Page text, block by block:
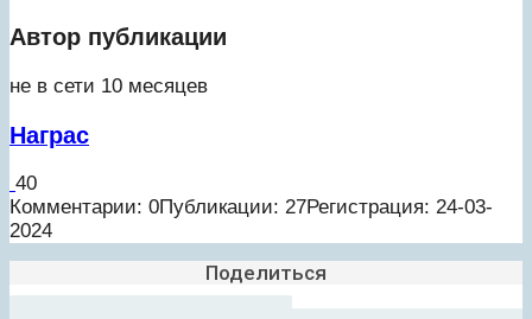
Автор публикации
не в сети 10 месяцев
Награс
40
Комментарии: 0Публикации: 27Регистрация: 24-03-
2024
Поделиться